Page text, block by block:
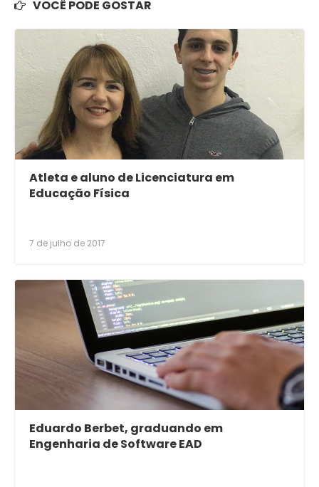
VOCÊ PODE GOSTAR
Atleta e aluno de Licenciatura em
Educação Física
7 de julho de 2017
Eduardo Berbet, graduando em
Engenharia de Software EAD